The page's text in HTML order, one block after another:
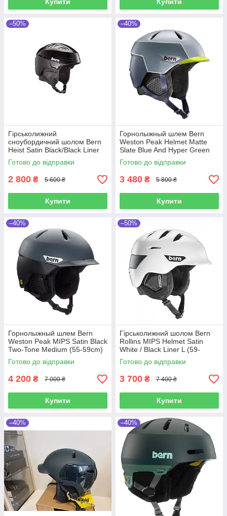
–50%
Гірськолижний
сноубордичний шолом Bern
Heist Satin Black/Black Liner
Medium (55.5-59см) УЦІНКА
Готово до відправки
2 800 ₴ 5 600 ₴
Купити
–40%
Горнолыжный шлем Bern
Weston Peak Helmet Matte
Slate Blue And Hyper Green
Medium (55-59cm)
Готово до відправки
3 480 ₴ 5 800 ₴
Купити
–40%
Горнолыжный шлем Bern
Weston Peak MIPS Satin Black
Two-Tone Medium (55-59cm)
Готово до відправки
4 200 ₴ 7 000 ₴
Купити
–50%
Гірськолижний шолом Bern
Rollins MIPS Helmet Satin
White / Black Liner L (59-
62cm)
Готово до відправки
3 700 ₴ 7 400 ₴
Купити
–40% –40%